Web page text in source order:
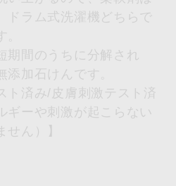
ドラム式洗濯機どちらで
期間のうちに分解され
添加石けんです。
ト済み/皮膚刺激テスト済
ギーや刺激が起こらない
せん）】